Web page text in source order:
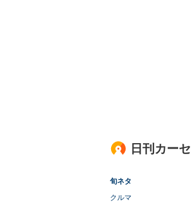
日刊カー
旬ネタ
クルマ